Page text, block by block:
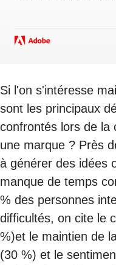
Si l'on s'intéresse
sont les principaux
confrontés lors de la
une marque ? Près
à générer des idées
manque de temps
% des personnes
difficultés, on cite le
%)et le maintien de
(30 %) et le